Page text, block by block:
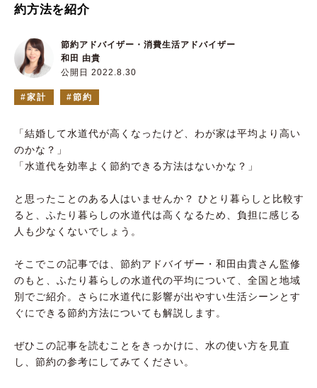
約方法を紹介
公開日 2022.8.30
節約アドバイザー・消費生活アドバイザー
和田 由貴
家計 節約
「結婚して水道代が高くなったけど、わが家は平均より高い
のかな？」
「水道代を効率よく節約できる方法はないかな？」
と思ったことのある人はいませんか？ ひとり暮らしと比較す
ると、ふたり暮らしの水道代は高くなるため、負担に感じる
人も少なくないでしょう。
そこでこの記事では、節約アドバイザー・和田由貴さん監修
のもと、ふたり暮らしの水道代の平均について、全国と地域
別でご紹介。さらに水道代に影響が出やすい生活シーンとす
ぐにできる節約方法についても解説します。
ぜひこの記事を読むことをきっかけに、水の使い方を見直
し、節約の参考にしてみてください。